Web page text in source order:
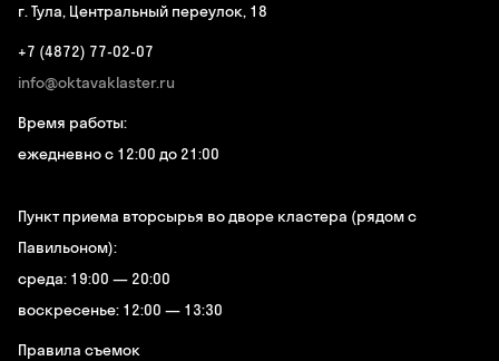
г. Тула, Центральный переулок, 18
+7 (4872) 77-02-07
info@oktavaklaster.ru
Время работы:
ежедневно с 12:00 до 21:00
Пункт приема вторсырья во дворе кластера (рядом с
Павильоном):
среда: 19:00 — 20:00
воскресенье: 12:00 — 13:30
Правила съемок